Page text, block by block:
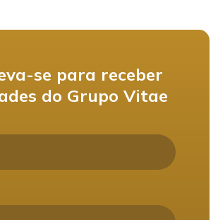
se para receber
do Grupo Vitae